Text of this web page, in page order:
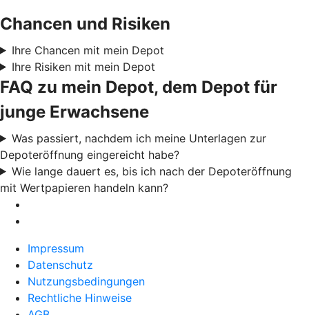
Chancen und Risiken
Ihre Chancen mit mein Depot
Ihre Risiken mit mein Depot
FAQ zu mein Depot, dem Depot für
junge Erwachsene
Was passiert, nachdem ich meine Unterlagen zur
Depoteröffnung eingereicht habe?
Wie lange dauert es, bis ich nach der Depoteröffnung
mit Wertpapieren handeln kann?
Impressum
Datenschutz
Nutzungsbedingungen
Rechtliche Hinweise